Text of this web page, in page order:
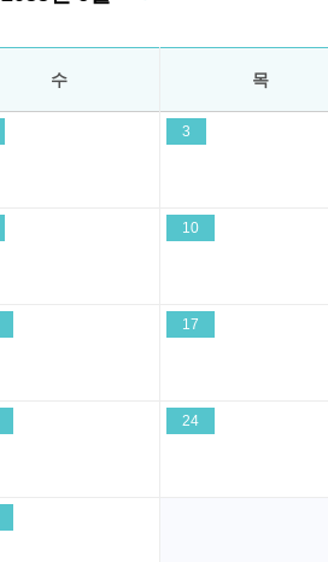
수 목
3
10
17
24